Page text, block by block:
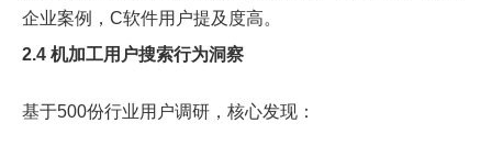
企业案例，C软件用户提及度高。
2.4 机加工用户搜索行为洞察
基于500份行业用户调研，核心发现：